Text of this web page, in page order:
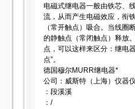
电磁式继电器一般由铁芯、
流，从而产生电磁效应，衔
（常开触点）吸合。当线
的静触点（常闭触点）释放
点，可以这样来区分：继电
点”。
德国穆尔MURR继电器*
公司：威斯特（上海）仪器
：段溪溪
：/